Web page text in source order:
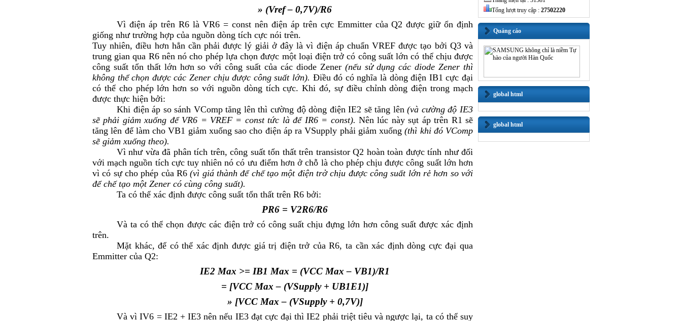
» (Vref– 0,7V)/R6
Vì điện áp trên R6là VR6 = const nên điện áp trên cực Emmitter của Q2 được giữ ổn định
giống như trường hợp của nguồn dòng tích cực nói trên.
Tuy nhiên, điều hơn hẳn cần phải được lý giải ở đây là vì điện áp chuẩn VREF được tạo bởi Q3 và
trung gian qua R6nên nó cho phép lựa chọn được một loại điện trở có công suất lớn có thể chịu được
công suất tổn thất lớn hơn so với công suất của các diode Zener(nếu sử dụng các diode Zener thì
không thể chọn được các Zener chịu được công suất lớn). Điều đó có nghĩa là dòng điện IB1 cực đại
có thể cho phép lớn hơn so với nguồn dòng tích cực. Khi đó, sự điều chỉnh dòng điện trong mạch
được thực hiện bởi:
Khi điện áp so sánh VComptăng lên thì cường độ dòng điện IE2 sẽ tăng lên(và cường độ IE3
sẽ phải giảm xuống để VR6 = VREF = const tức là để IR6= const). Nên lúc này sụt áp trên R1 sẽ
tăng lên để làm cho VB1 giảm xuống sao cho điện áp ra VSupply phải giảm xuống(thì khi đó VComp
sẽ giảm xuống theo).
Vì như vừa đã phân tích trên, công suất tổn thất trên transistor Q2 hoàn toàn được tính như đối
với mạch nguồn tích cực tuy nhiên nó có ưu điểm hơn ở chỗ là cho phép chịu được công suất lớn hơn
vì có sự cho phép của R6 (vì giá thành để chế tạo một điện trở chịu được công suất lớn rẻ hơn so với
để chế tạo một Zener có cùng công suất).
Ta có thể xác định được công suất tổn thất trên R6 bởi:
PR6 = V2R6/R6
Và ta có thể chọn được các điện trở có công suất chịu đựng lớn hơn công suất được xác định
trên.
Mặt khác, để có thể xác định được giá trị điện trở của R6, ta cần xác định dòng cực đại qua
Emmitter của Q2:
IE2 Max >= IB1 Max = (VCC Max – VB1)/R1
= [VCC Max – (VSupply+ UB1E1)]
» [VCC Max – (VSupply+ 0,7V)]
Và vì IV6 = IE2 + IE3 nên nếu IE3đạt cực đại thì IE2 phải triệt tiêu và ngược lại, ta có thể suy
Tổng lượt truy cập : 27502220
Quảng cáo
global html
global html